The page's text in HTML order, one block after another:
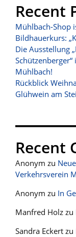
Recent
Mühlbach-Shop
Bildhauerkurs:
Die Ausstellung
Mühlbach!
Rückblick
Glühwein am
Recent
Anonym zu
Verkehrsverein
Anonym zu In
Manfred Holz zu
Sandra Eckert zu